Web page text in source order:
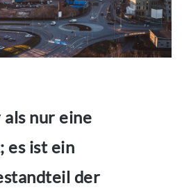
nur eine
es ist ein
der